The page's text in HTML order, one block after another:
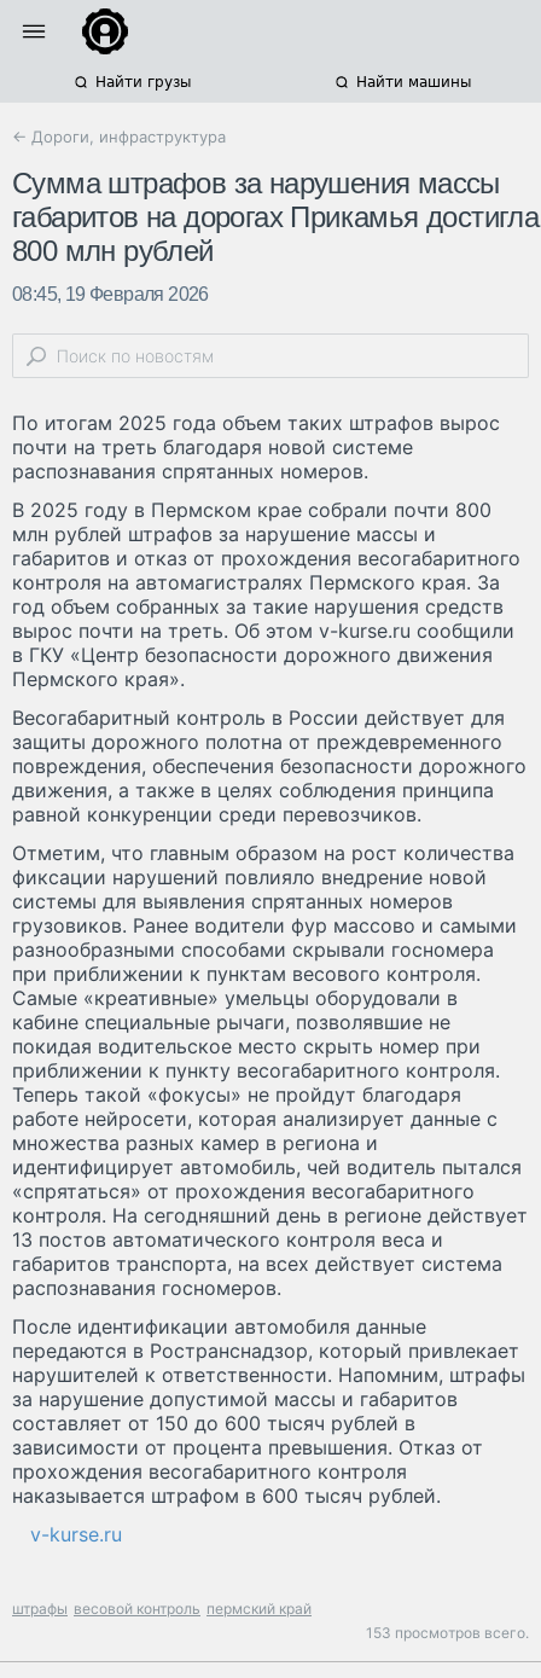
Найти грузы Найти машины
← Дороги, инфраструктура
Сумма штрафов за нарушения массы
габаритов на дорогах Прикамья достигла
800 млн рублей
08:45, 19 Февраля 2026
По итогам 2025 года объем таких штрафов вырос
почти на треть благодаря новой системе
распознавания спрятанных номеров.
В 2025 году в Пермском крае собрали почти 800
млн рублей штрафов за нарушение массы и
габаритов и отказ от прохождения весогабаритного
контроля на автомагистралях Пермского края. За
год объем собранных за такие нарушения средств
вырос почти на треть. Об этом v-kurse.ru сообщили
в ГКУ «Центр безопасности дорожного движения
Пермского края».
Весогабаритный контроль в России действует для
защиты дорожного полотна от преждевременного
повреждения, обеспечения безопасности дорожного
движения, а также в целях соблюдения принципа
равной конкуренции среди перевозчиков.
Отметим, что главным образом на рост количества
фиксации нарушений повлияло внедрение новой
системы для выявления спрятанных номеров
грузовиков. Ранее водители фур массово и самыми
разнообразными способами скрывали госномера
при приближении к пунктам весового контроля.
Самые «креативные» умельцы оборудовали в
кабине специальные рычаги, позволявшие не
покидая водительское место скрыть номер при
приближении к пункту весогабаритного контроля.
Теперь такой «фокусы» не пройдут благодаря
работе нейросети, которая анализирует данные с
множества разных камер в региона и
идентифицирует автомобиль, чей водитель пытался
«спрятаться» от прохождения весогабаритного
контроля. На сегодняшний день в регионе действует
13 постов автоматического контроля веса и
габаритов транспорта, на всех действует система
распознавания госномеров.
После идентификации автомобиля данные
передаются в Ространснадзор, который привлекает
нарушителей к ответственности. Напомним, штрафы
за нарушение допустимой массы и габаритов
составляет от 150 до 600 тысяч рублей в
зависимости от процента превышения. Отказ от
прохождения весогабаритного контроля
наказывается штрафом в 600 тысяч рублей.
v-kurse.ru
штрафы весовой контроль пермский край
153 просмотров всего.